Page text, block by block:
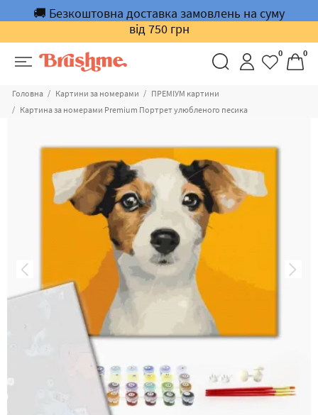
🚚 Безкоштовна доставка замовлень на суму
від 750 грн
0 0
Головна Картини за номерами
ПРЕМІУМ картини
Картина за номерами Premium Портрет улюбленого песика